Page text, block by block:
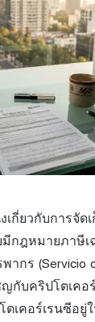
เกี่ยวกับการจัด
มีกฎหมายภาษีเ
ากร (Servicio
คริปโตเคอร์
เคอร์เรนซีอยู่